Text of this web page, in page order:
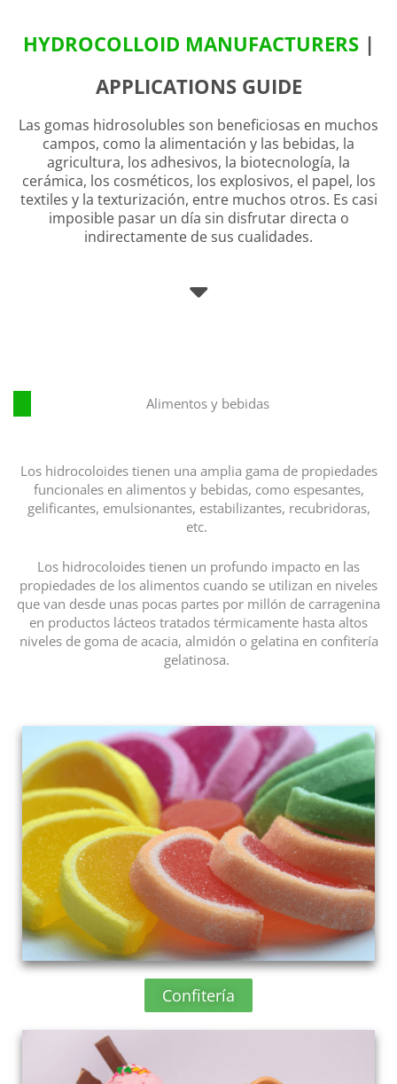
HYDROCOLLOID MANUFACTURERS |
APPLICATIONS GUIDE
Las gomas hidrosolubles son beneficiosas en muchos
campos, como la alimentación y las bebidas, la
agricultura, los adhesivos, la biotecnología, la
cerámica, los cosméticos, los explosivos, el papel, los
textiles y la texturización, entre muchos otros. Es casi
imposible pasar un día sin disfrutar directa o
indirectamente de sus cualidades.
Alimentos y bebidas
Los hidrocoloides tienen una amplia gama de propiedades
funcionales en alimentos y bebidas, como espesantes,
gelificantes, emulsionantes, estabilizantes, recubridoras,
etc.
Los hidrocoloides tienen un profundo impacto en las
propiedades de los alimentos cuando se utilizan en niveles
que van desde unas pocas partes por millón de carragenina
en productos lácteos tratados térmicamente hasta altos
niveles de goma de acacia, almidón o gelatina en confitería
gelatinosa.
Confitería